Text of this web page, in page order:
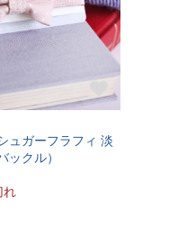
ュガーフラフィ 淡
ックル）
れ